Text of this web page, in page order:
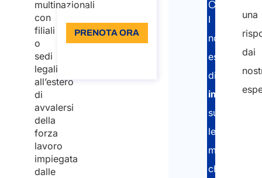
multinazionali
con
filiali
o
sedi
legali
all’estero
di
avvalersi
della
forza
lavoro
impiegata
dalle
Lingua: IT
PRENOTA ORA
I
nostri
esperti
di
supportano
le
che
una
dai